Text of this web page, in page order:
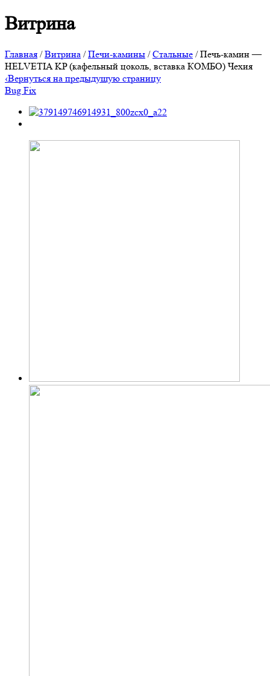
Витрина
Главная /Витрина /Печи-камины /Стальные / Печь-камин —
HELVETIA KP (кафельный цоколь, вставка КОМБО) Чехия
‹Вернуться на предыдущую страницу
Bug Fix